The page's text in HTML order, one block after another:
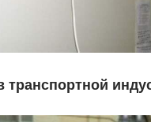
транспортной